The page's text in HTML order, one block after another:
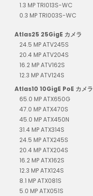
1.3 MP TRI013S-WC
0.3 MP TRI003S-WC
Atlas25 25GigE カメラ
24.5 MP ATV245S
20.4 MP ATV204S
16.2 MP ATV162S
12.3 MP ATV124S
Atlas10 10GigE PoE カメラ
65.0 MP ATX650G
47.0 MP ATX470S
45.0 MP ATX450N
31.4 MP ATX314S
24.5 MP ATX245S
20.4 MP ATX204S
16.2 MP ATX162S
12.3 MP ATX124S
8.1 MP ATX081S
5.0 MP ATX051S